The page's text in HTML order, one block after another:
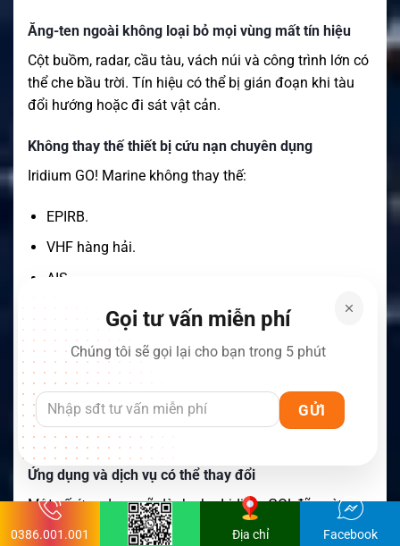
Ăng-ten ngoài không loại bỏ mọi vùng mất tín hiệu
Cột buồm, radar, cầu tàu, vách núi và công trình lớn có
thể che bầu trời. Tín hiệu có thể bị gián đoạn khi tàu
đổi hướng hoặc đi sát vật cản.
Không thay thế thiết bị cứu nạn chuyên dụng
Iridium GO! Marine không thay thế:
EPIRB.
VHF hàng hải.
AIS.
GMDSS.
Thiết bị cứu sinh bắt buộc khác.
Sản phẩm nên được sử dụng như kênh liên lạc bổ
sung.
Ứng dụng và dịch vụ có thể thay đổi
Một số ứng dụng cũ dành cho Iridium GO! đã ngừng
cung cấp. Chẳng hạn, Iridium hiện đánh dấu Iridium
Gọi tư vấn miễn phí
Chúng tôi sẽ gọi lại cho bạn trong 5 phút
0386.001.001 Địa chỉ Facebook